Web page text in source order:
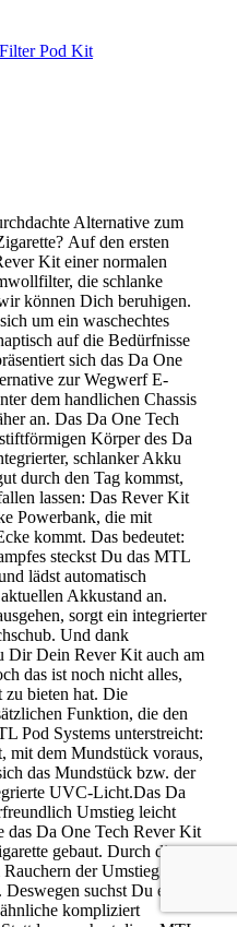
Alternative zum
Auf den ersten
Kit einer normalen
die schlanke
können Dich beruhigen.
um ein waschechtes
auf die Bedürfnisse
sich das Da One
zur Wegwerf E-
dem handlichen Chassis
an. Das Da One Tech
Körper des Da
schlanker Akku
durch den Tag kommst,
lassen: Das Rever Kit
Powerbank, die mit
kommt. Das bedeutet:
steckst Du das MTL
lädst automatisch
Akkustand an.
sorgt ein integrierter
Und dank
Dir Dein Rever Kit auch am
das ist noch nicht alles,
zu bieten hat. Die
Funktion, die den
Pod Systems unterstreicht:
mit dem Mundstück voraus,
das Mundstück bzw. der
UVC-Licht.Das Da
Umstieg leicht
das Da One Tech Rever Kit
gebaut. Durch die
der Umstieg auf
suchst Du ein
kompliziert